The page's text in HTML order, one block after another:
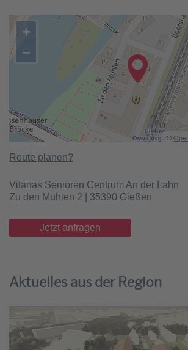
+
−
©
Route planen?
Vitanas Senioren Centrum An der Lahn
Zu den Mühlen 2 | 35390 Gießen
Jetzt anfragen
Aktuelles aus der Region